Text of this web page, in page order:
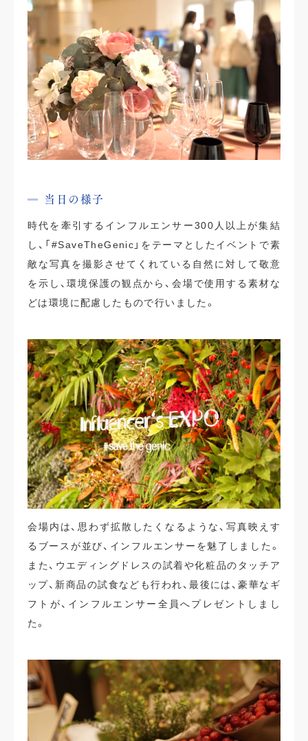
当日の様子
時代を牽引するインフルエンサー300人以上が集結
し、「#SaveTheGenic」をテーマとしたイベントで素
敵な写真を撮影させてくれている自然に対して敬意
を示し、環境保護の観点から、会場で使用する素材な
どは環境に配慮したもので行いました。
会場内は、思わず拡散したくなるような、写真映えす
るブースが並び、インフルエンサーを魅了しました。
また、ウエディングドレスの試着や化粧品のタッチア
ップ、新商品の試食なども行われ、最後には、豪華なギ
フトが、インフルエンサー全員へプレゼントしまし
た。